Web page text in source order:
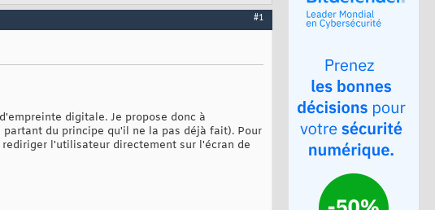
#1
digitale. Je propose donc à
du principe qu'il ne la pas déjà fait). Pour
l'utilisateur directement sur l'écran de